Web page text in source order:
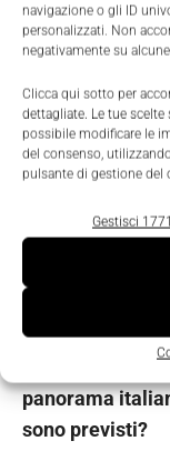
navigazione o gli ID
personalizzati. Non
negativamente su
Clicca qui sotto per
dettagliate. Le tue
possibile modificare le
del consenso,
pulsante di gestione del
Gestisci
La
fieristici è
fattor comune
Il ruolo delle
imprese che
business; Joint
a sviluppare
incrementano la
derivano e le
Come si
panorama
sono previsti?